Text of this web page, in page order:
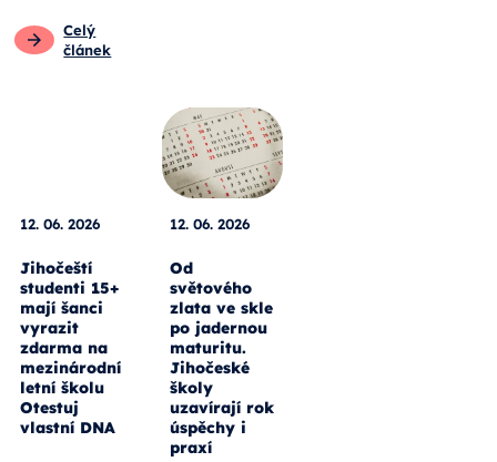
Celý
článek
12. 06. 2026
Jihočeští
studenti 15+
mají šanci
vyrazit
zdarma na
mezinárodní
letní školu
Otestuj
vlastní DNA
12. 06. 2026
Od
světového
zlata ve skle
po jadernou
maturitu.
Jihočeské
školy
uzavírají rok
úspěchy i
praxí